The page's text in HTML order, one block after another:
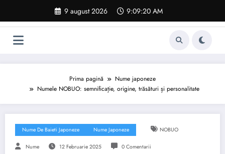
conținut
9 august 2026 9:09:21 AM
Prima pagină
Nume japoneze
Numele NOBUO: semnificație, origine, trăsături și personalitate
Nume De Baieti Japoneze Nume Japoneze NOBUO
Nume 12 Februarie 2025 0 Comentarii